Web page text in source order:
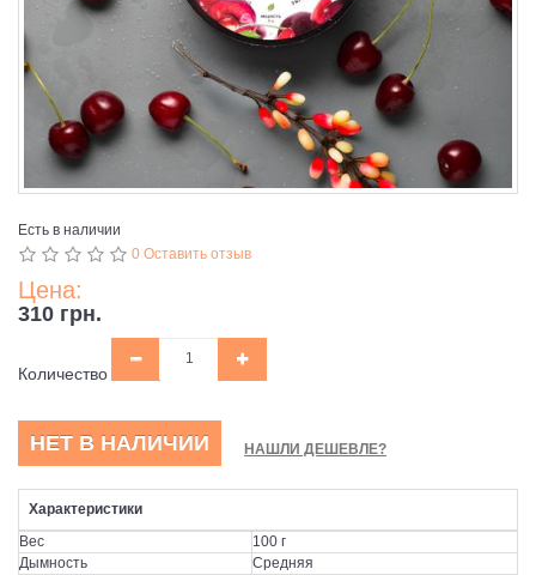
Есть в наличии
0 Оставить отзыв
Цена:
310 грн.
Количество
НЕТ В НАЛИЧИИ НАШЛИ ДЕШЕВЛЕ?
Характеристики
Вес
100 г
Дымность
Средняя